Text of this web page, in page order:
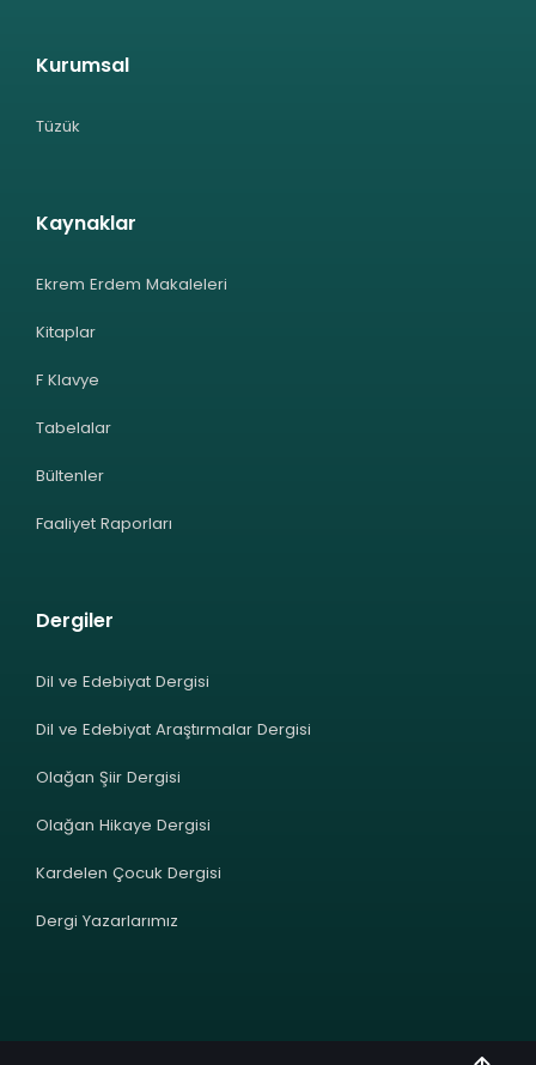
Kurumsal
Tüzük
Kaynaklar
Ekrem Erdem Makaleleri
Kitaplar
F Klavye
Tabelalar
Bültenler
Faaliyet Raporları
Dergiler
Dil ve Edebiyat Dergisi
Dil ve Edebiyat Araştırmalar Dergisi
Olağan Şiir Dergisi
Olağan Hikaye Dergisi
Kardelen Çocuk Dergisi
Dergi Yazarlarımız